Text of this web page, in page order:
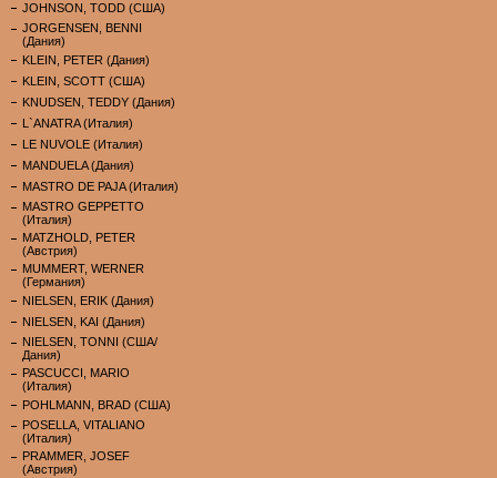
JOHNSON, TODD (США)
JORGENSEN, BENNI
(Дания)
KLEIN, PETER (Дания)
KLEIN, SCOTT (США)
KNUDSEN, TEDDY (Дания)
L`ANATRA (Италия)
LE NUVOLE (Италия)
MANDUELA (Дания)
MASTRO DE PAJA (Италия)
MASTRO GEPPETTO
(Италия)
MATZHOLD, PETER
(Австрия)
MUMMERT, WERNER
(Германия)
NIELSEN, ERIK (Дания)
NIELSEN, KAI (Дания)
NIELSEN, TONNI (США/
Дания)
PASCUCCI, MARIO
(Италия)
POHLMANN, BRAD (США)
POSELLA, VITALIANO
(Италия)
PRAMMER, JOSEF
(Австрия)